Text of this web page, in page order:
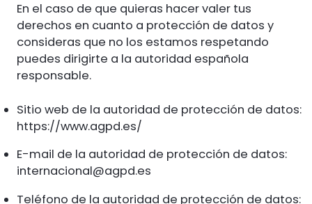
En el caso de que quieras hacer valer tus
derechos en cuanto a protección de datos y
consideras que no los estamos respetando
puedes dirigirte a la autoridad española
responsable.
Sitio web de la autoridad de protección de datos:
https://www.agpd.es/
E-mail de la autoridad de protección de datos:
internacional@agpd.es
Teléfono de la autoridad de protección de datos: